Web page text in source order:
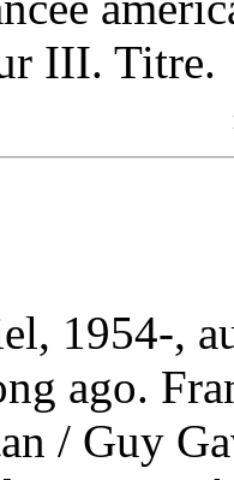
III. Titre.
1954-,
ago.
/ Guy